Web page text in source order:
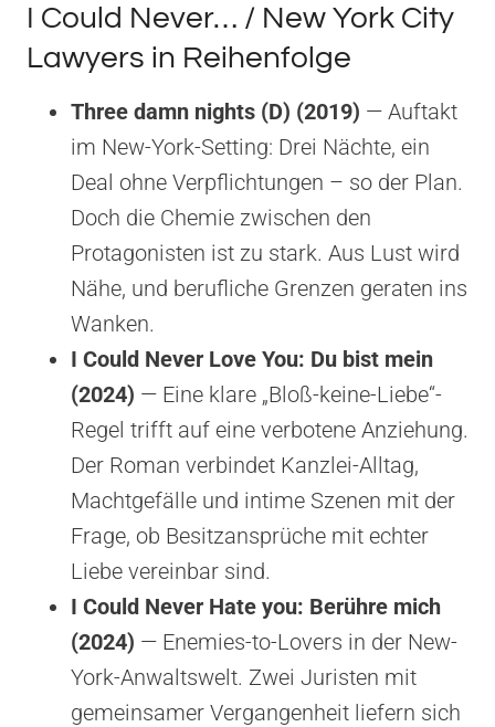
I Could Never… / New York City
Lawyers in Reihenfolge
Three damn nights (D) (2019) — Auftakt
im New-York-Setting: Drei Nächte, ein
Deal ohne Verpflichtungen – so der Plan.
Doch die Chemie zwischen den
Protagonisten ist zu stark. Aus Lust wird
Nähe, und berufliche Grenzen geraten ins
Wanken.
I Could Never Love You: Du bist mein
(2024) — Eine klare „Bloß-keine-Liebe“-
Regel trifft auf eine verbotene Anziehung.
Der Roman verbindet Kanzlei-Alltag,
Machtgefälle und intime Szenen mit der
Frage, ob Besitzansprüche mit echter
Liebe vereinbar sind.
I Could Never Hate you: Berühre mich
(2024) — Enemies-to-Lovers in der New-
York-Anwaltswelt. Zwei Juristen mit
gemeinsamer Vergangenheit liefern sich